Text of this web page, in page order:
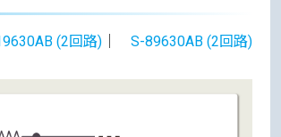
(2回路) S-89630AB (2回路)